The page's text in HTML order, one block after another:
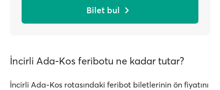
Bilet bul
İncirli Ada-Kos feribotu ne kadar tutar?
İncirli Ada-Kos rotasındaki feribot biletlerinin ön fiyatını